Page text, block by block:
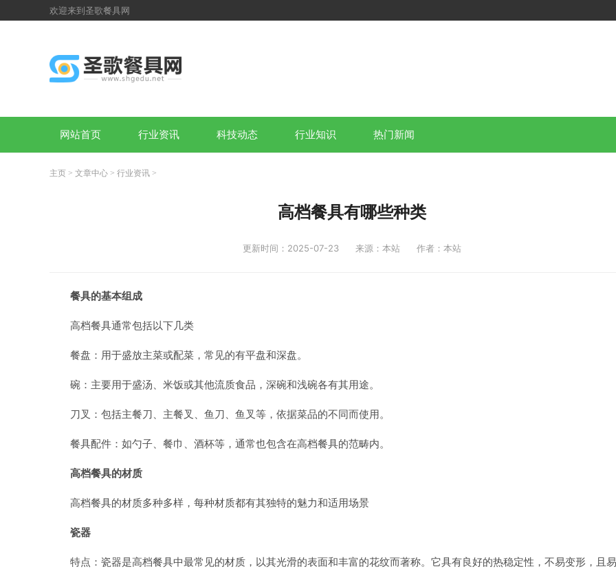
欢迎来到圣歌餐具网
网站首页 行业资讯 科技动态 行业知识 热门新闻
主页 > 文章中心 > 行业资讯 >
高档餐具有哪些种类
更新时间：2025-07-23 来源：本站 作者：本站
餐具的基本组成
高档餐具通常包括以下几类
餐盘：用于盛放主菜或配菜，常见的有平盘和深盘。
碗：主要用于盛汤、米饭或其他流质食品，深碗和浅碗各有其用途。
刀叉：包括主餐刀、主餐叉、鱼刀、鱼叉等，依据菜品的不同而使用。
餐具配件：如勺子、餐巾、酒杯等，通常也包含在高档餐具的范畴内。
高档餐具的材质
高档餐具的材质多种多样，每种材质都有其独特的魅力和适用场景
瓷器
特点：瓷器是高档餐具中最常见的材质，以其光滑的表面和丰富的花纹而著称。它具有良好的热稳定性，不易变形，且